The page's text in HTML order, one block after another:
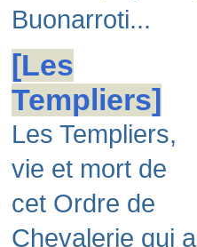
Buonarroti...
[Les
Templiers]
Les Templiers,
vie et mort de
cet Ordre de
Chevalerie qui a